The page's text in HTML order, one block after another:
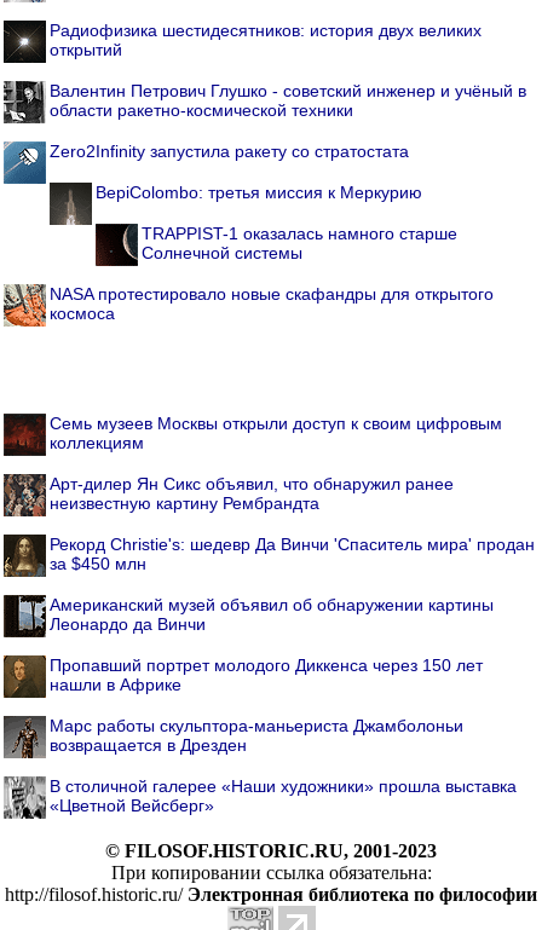
Радиофизика шестидесятников: история двух великих
открытий
Валентин Петрович Глушко - советский инженер и учёный в
области ракетно-космической техники
Zero2Infinity запустила ракету со стратостата
BepiColombo: третья миссия к Меркурию
TRAPPIST-1 оказалась намного старше
Солнечной системы
NASA протестировало новые скафандры для открытого
космоса
Семь музеев Москвы открыли доступ к своим цифровым
коллекциям
Арт-дилер Ян Сикс объявил, что обнаружил ранее
неизвестную картину Рембрандта
Рекорд Christie's: шедевр Да Винчи 'Спаситель мира' продан
за $450 млн
Американский музей объявил об обнаружении картины
Леонардо да Винчи
Пропавший портрет молодого Диккенса через 150 лет
нашли в Африке
Марс работы скульптора-маньериста Джамболоньи
возвращается в Дрезден
В столичной галерее «Наши художники» прошла выставка
«Цветной Вейсберг»
© FILOSOF.HISTORIC.RU, 2001-2023
При копировании ссылка обязательна:
http://filosof.historic.ru/ Электронная библиотека по философии